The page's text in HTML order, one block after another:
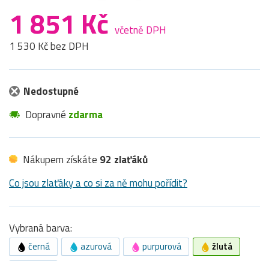
1 851 Kč včetně DPH
1 530 Kč bez DPH
Nedostupné
Dopravné zdarma
Nákupem získáte 92 zlaťáků
Co jsou zlaťáky a co si za ně mohu pořídit?
Vybraná barva:
černá azurová purpurová
žlutá